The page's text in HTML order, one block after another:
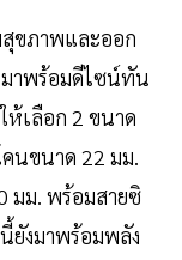
ขภาพและออก
มาพร้อมดีไซน์ทัน
ห้เลือก 2 ขนาด
นขนาด 22 มม.
มม. พร้อมสายซิ
ยังมาพร้อมพลัง